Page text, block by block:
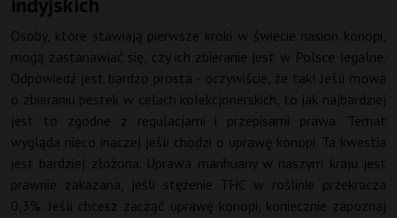
Osoby, które stawiają pierwsze kroki w świecie nasion konopi,
mogą zastanawiać się, czy ich zbieranie jest w Polsce legalne.
Odpowiedź jest bardzo prosta - oczywiście, że tak! Jeśli mowa
o zbieraniu pestek w celach kolekcjonerskich, to jak najbardziej
jest to zgodne z regulacjami i przepisami prawa. Temat
wygląda nieco inaczej jeśli chodzi o uprawę konopi. Ta kwestia
jest bardziej złożona. Uprawa marihuany w naszym kraju jest
prawnie zakazana, jeśli stężenie THC w roślinie przekracza
0,3%. Jeśli chcesz zacząć uprawę konopi, koniecznie zapoznaj